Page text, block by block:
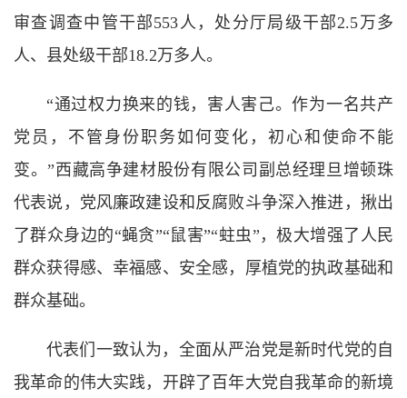
审查调查中管干部553人，处分厅局级干部2.5万多
人、县处级干部18.2万多人。
“通过权力换来的钱，害人害己。作为一名共产
党员，不管身份职务如何变化，初心和使命不能
变。”西藏高争建材股份有限公司副总经理旦增顿珠
代表说，党风廉政建设和反腐败斗争深入推进，揪出
了群众身边的“蝇贪”“鼠害”“蛀虫”，极大增强了人民
群众获得感、幸福感、安全感，厚植党的执政基础和
群众基础。
代表们一致认为，全面从严治党是新时代党的自
我革命的伟大实践，开辟了百年大党自我革命的新境